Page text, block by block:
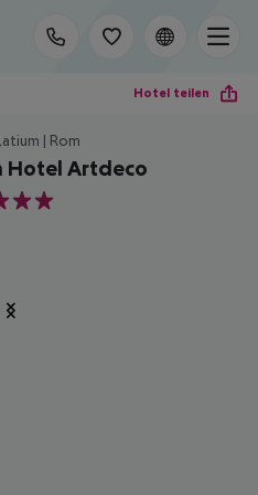
Hotel teilen
| Rom
Hotel Artdeco